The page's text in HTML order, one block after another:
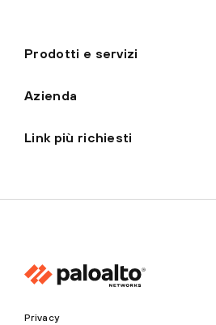
Prodotti e servizi
Azienda
Link più richiesti
Privacy